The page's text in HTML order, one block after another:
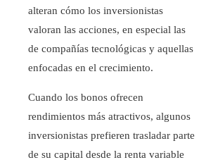
alteran cómo los inversionistas
valoran las acciones, en especial las
de compañías tecnológicas y aquellas
enfocadas en el crecimiento.
Cuando los bonos ofrecen
rendimientos más atractivos, algunos
inversionistas prefieren trasladar parte
de su capital desde la renta variable